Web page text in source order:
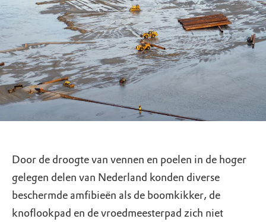
Door de droogte van vennen en poelen in de hoger
gelegen delen van Nederland konden diverse
beschermde amfibieën als de boomkikker, de
knoflookpad en de vroedmeesterpad zich niet